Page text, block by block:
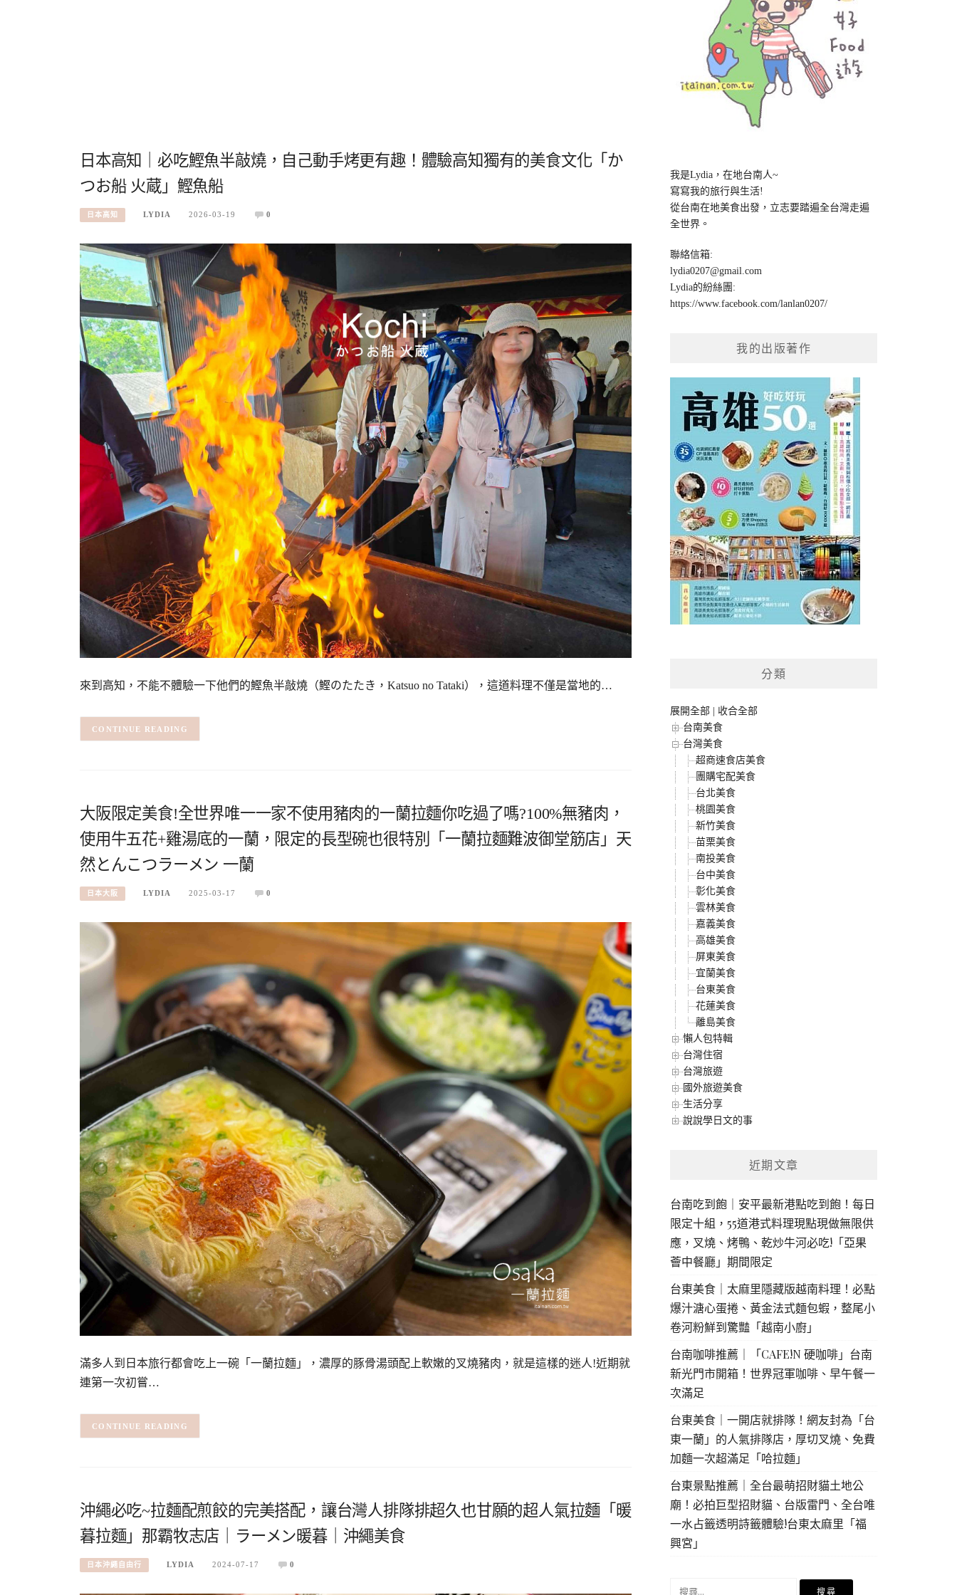
日本高知｜必吃鰹魚半敲燒，自己動手烤更有趣！體驗高知獨有的美食文化「か
つお船 火蔵」鰹魚船
日本高知 LYDIA 2026-03-19 0
來到高知，不能不體驗一下他們的鰹魚半敲燒（鰹のたたき，Katsuo no Tataki），這道料理不僅是當地的…
CONTINUE READING
大阪限定美食!全世界唯一一家不使用豬肉的一蘭拉麵你吃過了嗎?100%無豬肉，
使用牛五花+雞湯底的一蘭，限定的長型碗也很特別「一蘭拉麵難波御堂筋店」天
然とんこつラーメン 一蘭
日本大阪 LYDIA 2025-03-17 0
滿多人到日本旅行都會吃上一碗「一蘭拉麵」，濃厚的豚骨湯頭配上軟嫩的叉燒豬肉，就是這樣的迷人!近期就
連第一次初嘗…
CONTINUE READING
沖繩必吃~拉麵配煎餃的完美搭配，讓台灣人排隊排超久也甘願的超人氣拉麵「暖
暮拉麵」那霸牧志店｜ラーメン暖暮｜沖繩美食
日本沖繩自由行 LYDIA 2024-07-17 0
我是Lydia，在地台南人~
寫寫我的旅行與生活!
從台南在地美食出發，立志要踏遍全台灣走遍
全世界。
聯絡信箱:
lydia0207@gmail.com
Lydia的紛絲團:
https://www.facebook.com/lanlan0207/
我的出版著作
分類
展開全部
收合全部
台南美食
台灣美食
超商速食店美食
團購宅配美食
台北美食
桃園美食
新竹美食
苗栗美食
南投美食
台中美食
彰化美食
雲林美食
嘉義美食
高雄美食
屏東美食
宜蘭美食
台東美食
花蓮美食
離島美食
懶人包特輯
台灣住宿
台灣旅遊
國外旅遊美食
生活分享
說說學日文的事
近期文章
台南吃到飽｜安平最新港點吃到飽！每日
限定十組，55道港式料理現點現做無限供
應，叉燒、烤鴨、乾炒牛河必吃!「亞果
薈中餐廳」期間限定
台東美食｜太麻里隱藏版越南料理！必點
爆汁溏心蛋捲、黃金法式麵包蝦，整尾小
卷河粉鮮到驚豔「越南小廚」
台南咖啡推薦｜「CAFE!N 硬咖啡」台南
新光門市開箱！世界冠軍咖啡、早午餐一
次滿足
台東美食｜一開店就排隊！網友封為「台
東一蘭」的人氣排隊店，厚切叉燒、免費
加麵一次超滿足「哈拉麵」
台東景點推薦｜全台最萌招財貓土地公
廟！必拍巨型招財貓、台版雷門、全台唯
一水占籤透明詩籤體驗!台東太麻里「福
興宮」